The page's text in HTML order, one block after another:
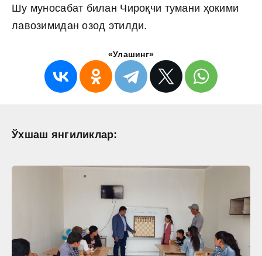
Шу муносабат билан Чироқчи тумани ҳокими
лавозимидан озод этилди.
«Улашинг»
Ўхшаш янгиликлар: